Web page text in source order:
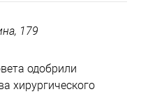
179
одобрили
хирургического